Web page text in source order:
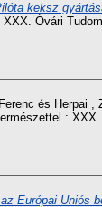
keksz
Óvári
és Herpai ,
:
Európai Uniós